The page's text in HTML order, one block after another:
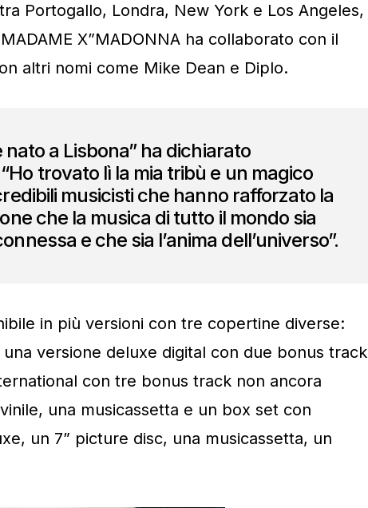
Portogallo, Londra, New York e Los Angeles,
X”MADONNA ha collaborato con il
altri nomi come Mike Dean e Diplo.
nato a Lisbona” ha dichiarato
trovato lì la mia tribù e un magico
musicisti che hanno rafforzato la
che la musica di tutto il mondo sia
e che sia l’anima dell’universo”.
in più versioni con tre copertine diverse:
versione deluxe digital con due bonus
con tre bonus track non ancora
una musicassetta e un box set con
un 7” picture disc, una musicassetta, un